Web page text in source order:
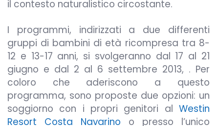
il contesto naturalistico circostante.
I programmi, indirizzati a due differenti
gruppi di bambini di età ricompresa tra 8-
12 e 13-17 anni, si svolgeranno dal 17 al 21
giugno e dal 2 al 6 settembre 2013, . Per
coloro che aderiscono a questo
programma, sono proposte due opzioni: un
soggiorno con i propri genitori al Westin
Resort Costa Navarino o presso l’unico